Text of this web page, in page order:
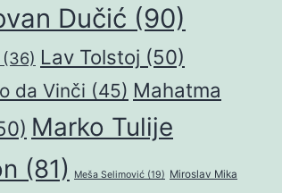
Dučić (90)
(36) Lav Tolstoj (50)
da Vinči (45) Mahatma
Marko Tulije
(81) Meša Selimović (19) Miroslav Mika